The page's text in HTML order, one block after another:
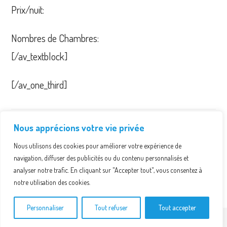
Nous apprécions votre vie privée
Nous utilisons des cookies pour améliorer votre expérience de
navigation, diffuser des publicités ou du contenu personnalisés et
analyser notre trafic. En cliquant sur "Accepter tout", vous consentez à
notre utilisation des cookies.
Personnaliser Tout refuser Tout accepter
Prix/nuit:
Nombres de Chambres:
[/av_textblock]
[/av_one_third]
PLEASE SHARE THIS
CONTENU
Ouvrir
dans
une
Ouvrir
dans
une
autre
©CNL1876, 2016- 2025 TOUT DROITS RÉSERVÉS